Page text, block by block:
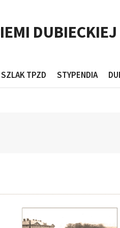
DUBIECKIEJ
SZLAK TPZD STYPENDIA